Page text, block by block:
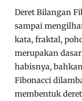
Deret Bilangan
sampai
kata, fraktal,
merupakan
habisnya,
Fibonacci
membentuk